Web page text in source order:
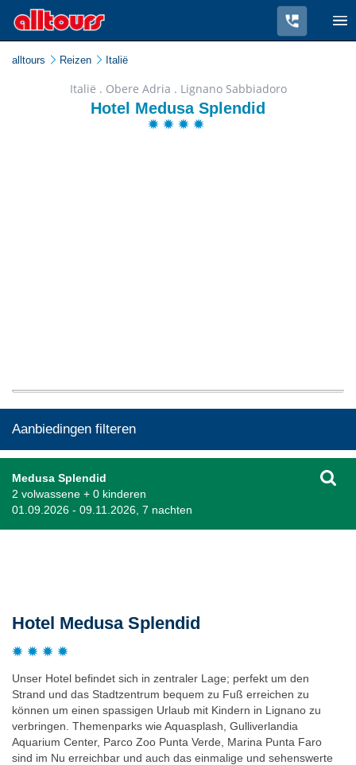
alltours Reizen Italië
Italië . Obere Adria . Lignano Sabbiadoro
Hotel Medusa Splendid
Aanbiedingen filteren
Medusa Splendid
2 volwassene + 0 kinderen
01.09.2026 - 09.11.2026, 7 nachten
Hotel Medusa Splendid
Unser Hotel befindet sich in zentraler Lage; perfekt um den
Strand und das Stadtzentrum bequem zu Fuß erreichen zu
können um einen spassigen Urlaub mit Kindern in Lignano zu
verbringen. Themenparks wie Aquasplash, Gulliverlandia
Aquarium Center, Parco Zoo Punta Verde, Marina Punta Faro
sind im Nu erreichbar und auch das einmalige und sehenswerte